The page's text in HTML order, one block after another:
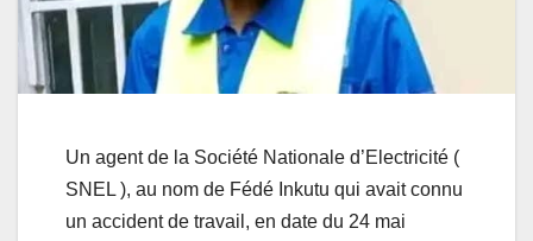
Un agent de la Société Nationale d’Electricité (
SNEL ), au nom de Fédé Inkutu qui avait connu
un accident de travail, en date du 24 mai